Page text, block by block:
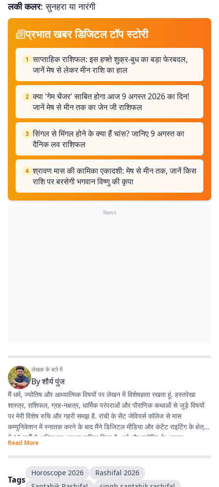
लकी कलर: सुनहरा या नारंगी
प्रभात खबर डिजिटल टॉप स्टोरी
1 साप्ताहिक राशिफल: इस हफ्ते शुक्र-बुध का बड़ा फेरबदल,
जानें मेष से लेकर मीन राशि का हाल
2 क्या 'गेम चेंजर' साबित होगा आज 9 अगस्त 2026 का दिन!
जानें मेष से मीन तक का जेन जी राशिफल
3 सिंगल से मिंगल होने के क्या हैं चांस? जानिए 9 अगस्त का
दैनिक लव राशिफल
4 श्रावण मास की कामिका एकादशी: मेष से मीन तक, जानें किस
राशि पर बरसेगी भगवान विष्णु की कृपा
विज्ञापन
लेखक के बारे में
Byशौर्य पुंज
मैं धर्म, ज्योतिष और आध्यात्मिक विषयों पर लेखन में विशेषज्ञता रखता हूं. हस्तरेखा
शास्त्र, राशिफल, ग्रह-नक्षत्र, धार्मिक परंपराओं और पौराणिक कथाओं से जुड़े विषयों
पर मेरी विशेष रुचि और गहरी समझ है. रांची के सेंट जेवियर्स कॉलेज से मास
कम्युनिकेशन में स्नातक करने के बाद मैंने डिजिटल मीडिया और कंटेंट राइटिंग के क्षेत्र
में 15 वर्षों से अधिक का अनुभव हासिल किया है. धर्म और ज्योतिष के अलावा
एंटरटेनमेंट, लाइफस्टाइल और शिक्षा जैसे विषयों पर भी लगातार लेखन करता रहा हूं.
मेरी कोशिश रहती है कि जटिल विषयों को आसान, रोचक और भरोसेमंद तरीके से पाठकों
तक पहुंचाया जाए.
Read More
Tags
Horoscope 2026
Rashifal 2026